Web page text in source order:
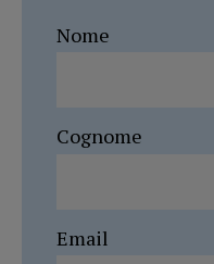
Nome
Cognome
Email